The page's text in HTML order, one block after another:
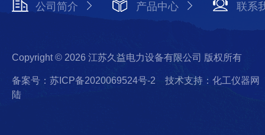
公司简介 产品中心 联系
Copyright © 2026 江苏久益电力设备有限公司 版权所有
备案号：苏ICP备2020069524号-2
技术支持：化工仪器网
陆